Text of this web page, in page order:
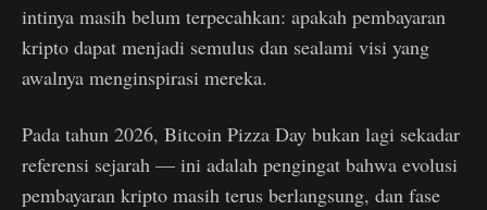
intinya masih belum terpecahkan: apakah pembayaran
kripto dapat menjadi semulus dan sealami visi yang
awalnya menginspirasi mereka.
Pada tahun 2026, Bitcoin Pizza Day bukan lagi sekadar
referensi sejarah — ini adalah pengingat bahwa evolusi
pembayaran kripto masih terus berlangsung, dan fase